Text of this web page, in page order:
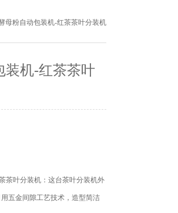
母粉自动包装机-红茶茶叶分装机
装机-红茶茶叶
茶叶分装机：这台茶叶分装机外
五金间隙工艺技术，造型简洁